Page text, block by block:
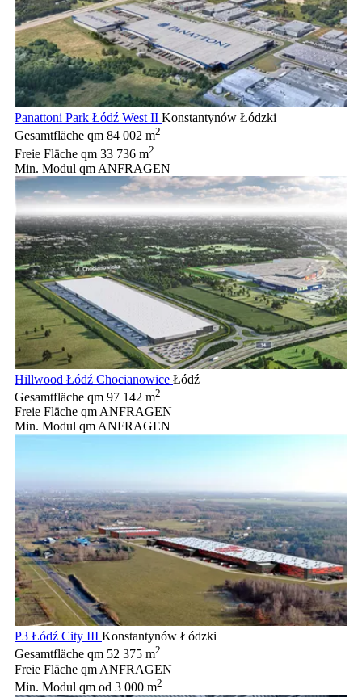
Panattoni Park Łódź West II Konstantynów Łódzki
Gesamtfläche qm 84 002 m2
Freie Fläche qm 33 736 m2
Min. Modul qm ANFRAGEN
Hillwood Łódź Chocianowice Łódź
Gesamtfläche qm 97 142 m2
Freie Fläche qm ANFRAGEN
Min. Modul qm ANFRAGEN
P3 Łódź City III Konstantynów Łódzki
Gesamtfläche qm 52 375 m2
Freie Fläche qm ANFRAGEN
Min. Modul qm od 3 000 m2